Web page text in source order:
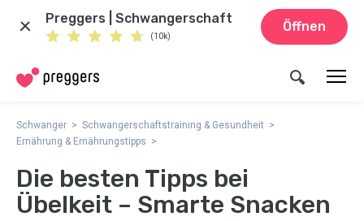
Preggers | Schwangerschaft
(10k)
Öffnen
Schwanger
Schwangerschaftstraining & Gesundheit
Ernährung & Ernährungstipps
Die besten Tipps bei
Übelkeit – Smarte Snacken